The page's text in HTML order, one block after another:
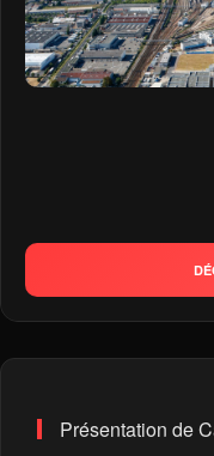
Présentation de